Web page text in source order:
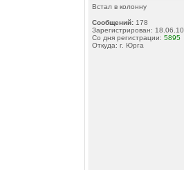
Встал в колонну
Сообщений: 178
Зарегистрирован: 18.06.10
Со дня регистрации: 5895
Откуда: г. Юрга